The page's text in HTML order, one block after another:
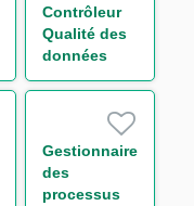
Contrôleur
Qualité des
données
risque Tiers
Gestionnaire
des
processus